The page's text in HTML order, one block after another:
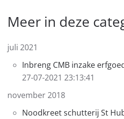
Meer in deze
juli 2021
Inbreng CMB inzake
27-07-2021 23:13:41
november 2018
Noodkreet schutterij St